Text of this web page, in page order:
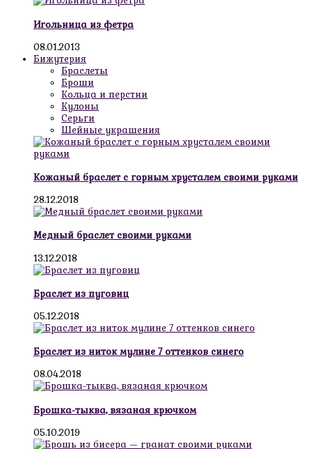
Игольница из фетра
08.01.2013
Бижутерия
Браслеты
Броши
Кольца и перстни
Кулоны
Серьги
Шейные украшения
Кожаный браслет с горным хрусталем своими руками
28.12.2018
Медный браслет своими руками
13.12.2018
Браслет из пуговиц
05.12.2018
Браслет из ниток мулине 7 оттенков синего
08.04.2018
Брошка-тыква, вязаная крючком
05.10.2019